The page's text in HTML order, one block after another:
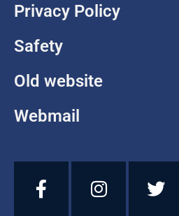
Privacy Policy
Safety
Old website
Webmail